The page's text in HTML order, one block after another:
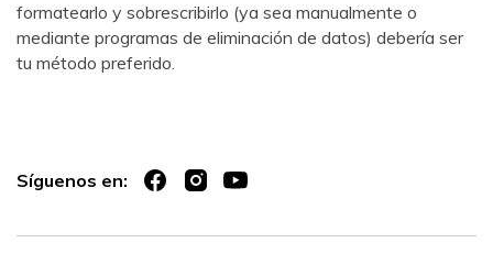
formatearlo y sobrescribirlo (ya sea manualmente o
mediante programas de eliminación de datos) debería ser
tu método preferido.
Síguenos en: